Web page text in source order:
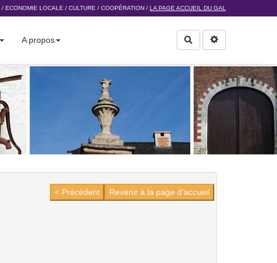
/ ECONOMIE LOCALE / CULTURE / COOPÉRATION / LA PAGE ACCUEIL DU GAL
A propos Rechercher
Revenir à la page d'accueil
< Précédent